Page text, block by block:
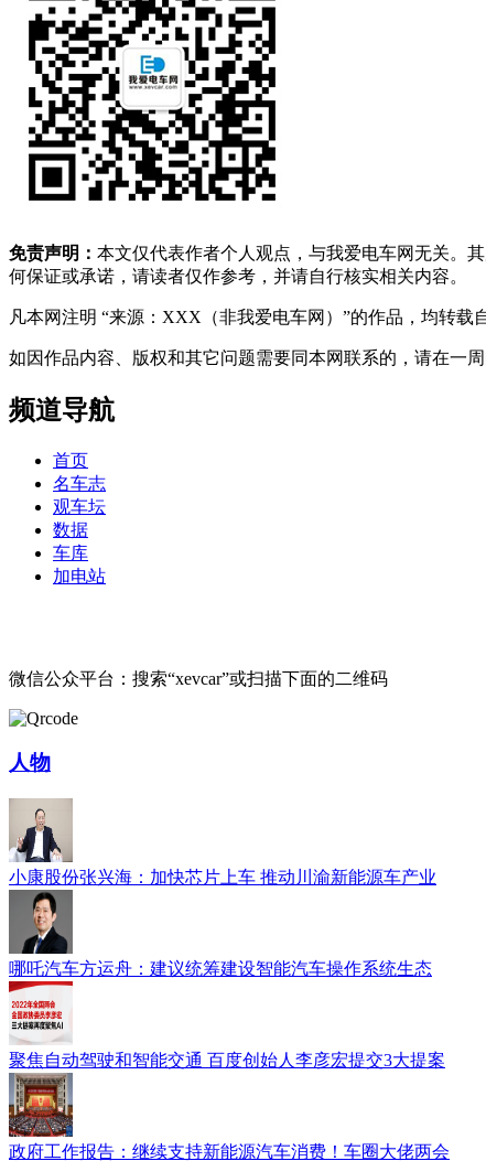
免责声明： 本文仅代表作者个人观点，与我爱电车网无关。
何保证或承诺，请读者仅作参考，并请自行核实相关内容。
凡本网注明 “来源：XXX（非我爱电车网）”的作品，均转
如因作品内容、版权和其它问题需要同本网联系的，请在一
频道导航
首页
名车志
观车坛
数据
车库
加电站
微信公众平台：搜索“xevcar”或扫描下面的二维码
人物
小康股份张兴海：加快芯片上车 推动川渝新能源车产业
哪吒汽车方运舟：建议统筹建设智能汽车操作系统生态
聚焦自动驾驶和智能交通 百度创始人李彦宏提交3大提案
政府工作报告：继续支持新能源汽车消费！车圈大佬两会